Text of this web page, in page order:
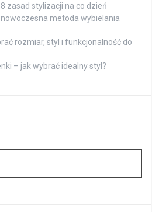
zasad stylizacji na co dzień
metoda wybielania
rozmiar, styl i funkcjonalność do
– jak wybrać idealny styl?